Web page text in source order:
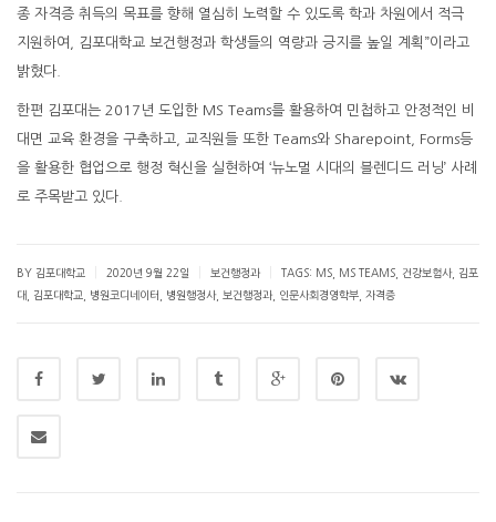
종 자격증 취득의 목표를 향해 열심히 노력할 수 있도록 학과 차원에서 적극
지원하여, 김포대학교 보건행정과 학생들의 역량과 긍지를 높일 계획”이라고
밝혔다.
한편 김포대는 2017년 도입한 MS Teams를 활용하여 민첩하고 안정적인 비
대면 교육 환경을 구축하고, 교직원들 또한 Teams와 Sharepoint, Forms등
을 활용한 협업으로 행정 혁신을 실현하여 ‘뉴노멀 시대의 블렌디드 러닝’ 사례
로 주목받고 있다.
BY 김포대학교 2020년 9월 22일 보건행정과 TAGS: MS MS TEAMS 건강보험사, 김포
대
김포대학교 병원코디네이터 병원행정사, 보건행정과 인문사회경영학부 자격증